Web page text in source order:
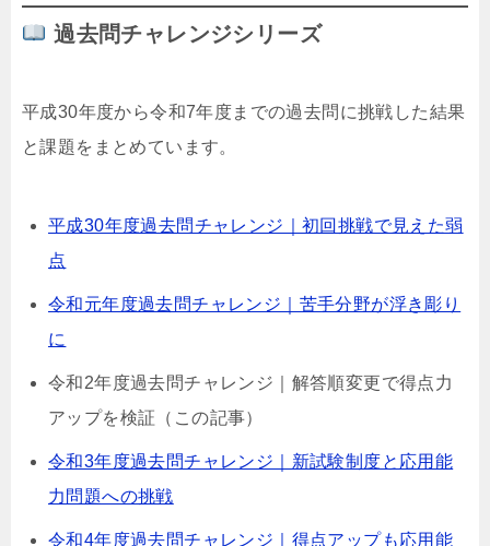
過去問チャレンジシリーズ
平成30年度から令和7年度までの過去問に挑戦した結果
と課題をまとめています。
平成30年度過去問チャレンジ｜初回挑戦で見えた弱
点
令和元年度過去問チャレンジ｜苦手分野が浮き彫り
に
令和2年度過去問チャレンジ｜解答順変更で得点力
アップを検証（この記事）
令和3年度過去問チャレンジ｜新試験制度と応用能
力問題への挑戦
令和4年度過去問チャレンジ｜得点アップも応用能